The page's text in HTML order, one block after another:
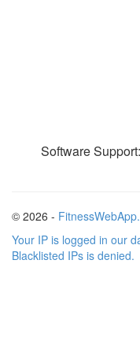
Software Support:
© 2026 -
Your IP is logged in our
Blacklisted IPs is denied.